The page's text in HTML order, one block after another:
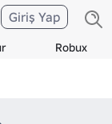
Robux
Giriş Yap